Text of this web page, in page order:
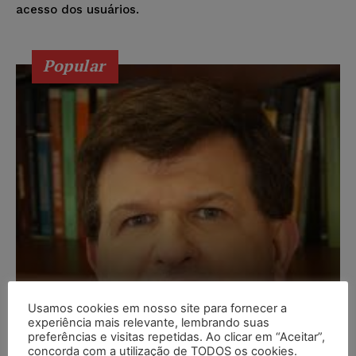
acesso dos usuários.
Popular
Composição da taxa de
Usamos cookies em nosso site para fornecer a
experiência mais relevante, lembrando suas
preferências e visitas repetidas. Ao clicar em “Aceitar”,
concorda com a utilização de TODOS os cookies.